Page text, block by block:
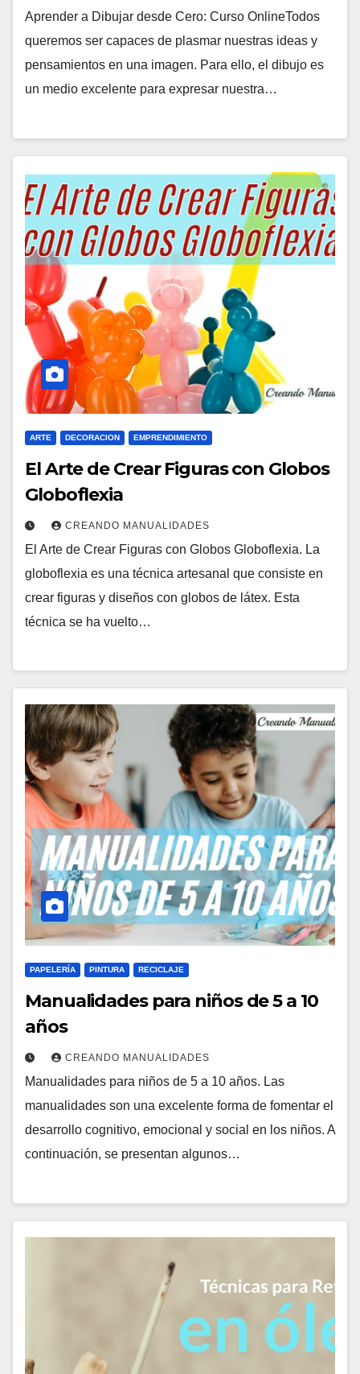
Aprender a Dibujar desde Cero: Curso OnlineTodos
queremos ser capaces de plasmar nuestras ideas y
pensamientos en una imagen. Para ello, el dibujo es
un medio excelente para expresar nuestra…
ARTE DECORACION EMPRENDIMIENTO
El Arte de Crear Figuras con Globos
Globoflexia
CREANDO MANUALIDADES
El Arte de Crear Figuras con Globos Globoflexia. La
globoflexia es una técnica artesanal que consiste en
crear figuras y diseños con globos de látex. Esta
técnica se ha vuelto…
PAPELERÍA PINTURA RECICLAJE
Manualidades para niños de 5 a 10
años
CREANDO MANUALIDADES
Manualidades para niños de 5 a 10 años. Las
manualidades son una excelente forma de fomentar el
desarrollo cognitivo, emocional y social en los niños. A
continuación, se presentan algunos…